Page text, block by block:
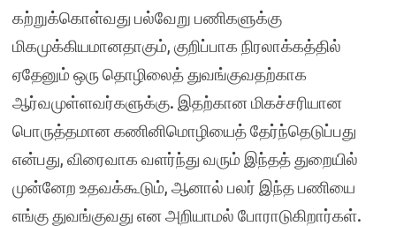
கற்றுக்கொள்வது பல்வேறு பணிகளுக்கு
மிகமுக்கியமானதாகும், குறிப்பாக நிரலாக்கத்தில்
ஏதேனும் ஒரு தொழிலைத் துவங்குவதற்காக
ஆர்வமுள்ளவர்களுக்கு. இதற்கான மிகச்சரியான
பொருத்தமான கணினிமொழியைத் தேர்ந்தெடுப்பது
என்பது, விரைவாக வளர்ந்து வரும் இந்தத் துறையில்
முன்னேற உதவக்கூடும், ஆனால் பலர் இந்த பணியை
எங்கு துவங்குவது என அறியாமல் போராடுகிறார்கள்.